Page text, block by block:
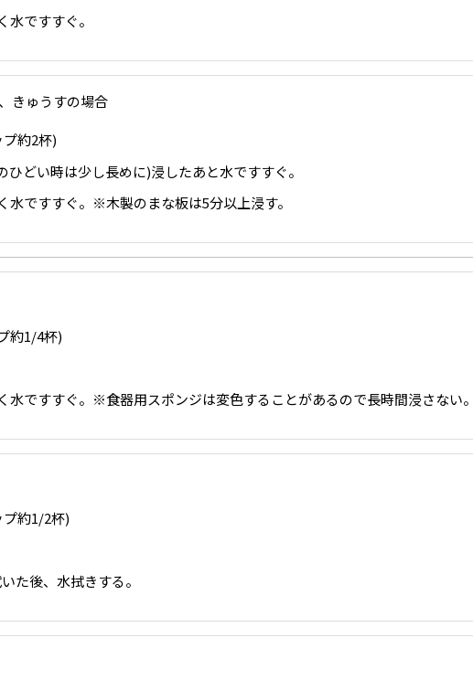
水ですすぐ。
きゅうすの場合
約2杯)
ひどい時は少し長めに)浸したあと水ですすぐ。
水ですすぐ。※木製のまな板は5分以上浸す。
約1/4杯)
水ですすぐ。※食器用スポンジは変色することがあるので長時間浸さない
プ約1/2杯)
た後、水拭きする。